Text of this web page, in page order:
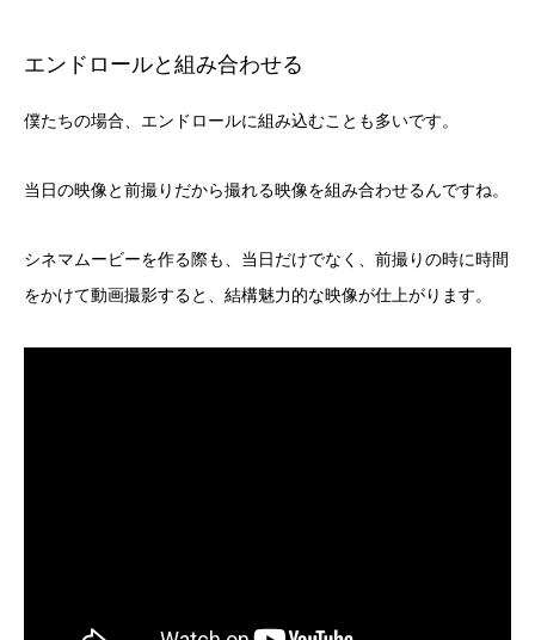
エンドロールと組み合わせる
僕たちの場合、エンドロールに組み込むことも多いです。
当日の映像と前撮りだから撮れる映像を組み合わせるんですね。
シネマムービーを作る際も、当日だけでなく、前撮りの時に時間
をかけて動画撮影すると、結構魅力的な映像が仕上がります。